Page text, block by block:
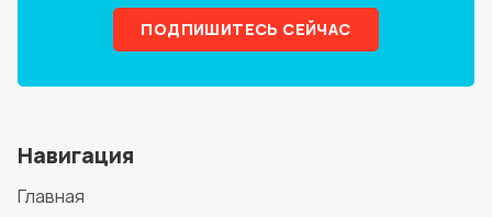
ПОДПИШИТЕСЬ СЕЙЧАС
Навигация
Главная